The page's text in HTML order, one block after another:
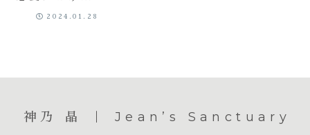
意味と解釈
2024.01.28
神乃 晶 ｜ Jean’s Sanctuary